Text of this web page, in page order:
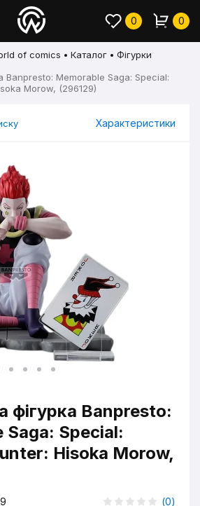
0 0
of comics Каталог
Фігурки
Banpresto: Memorable Saga: Special:
Morow, (296129)
Характеристики
фігурка Banpresto:
Saga: Special:
Hisoka Morow,
(0)